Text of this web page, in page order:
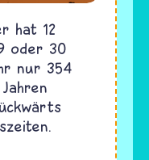
hat 12
oder 30
nur 354